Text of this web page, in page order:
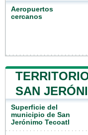
Aeropuertos
cercanos
SAN
Superficie del
municipio de San
Jerónimo Tecoatl